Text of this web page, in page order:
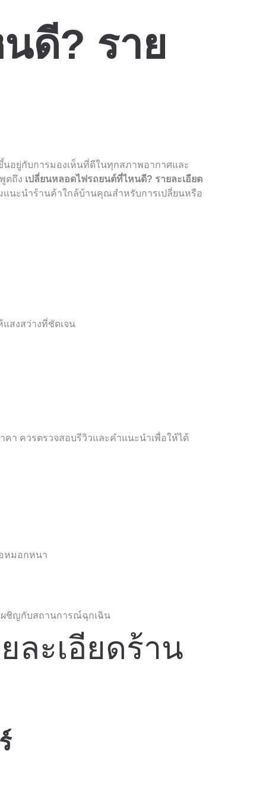
ดี? ราย
อยู่กับการมองเห็นที่ดีในทุกสภาพอากาศและ
ดถึง เปลี่ยนหลอดไฟรถยนต์ที่ไหนดี? รายละเอียด
แนะนำร้านค้าใกล้บ้านคุณสำหรับการเปลี่ยนหรือ
สงสว่างที่ชัดเจน
า ควรตรวจสอบรีวิวและคำแนะนำเพื่อให้ได้
หมอกหนา
ผชิญกับสถานการณ์ฉุกเฉิน
ละเอียดร้าน